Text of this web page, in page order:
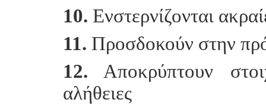
10. Ενστερνίζονται
11. Προσδοκούν στην
12. Αποκρύπτουν
αλήθειες